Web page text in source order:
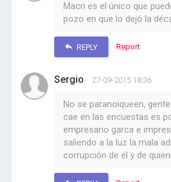
Macri es el único que
pozo en que lo dejó la
REPLY Report
Sergio 27-09-2015 18:36
No se paranoiqueen,
cae en las encuestas es
empresario garca e
saliendo a la luz la mala
corrupción de él y de